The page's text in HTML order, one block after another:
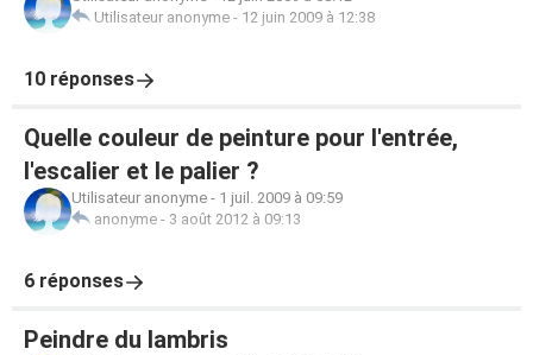
Utilisateur anonyme - 12 juin 2009 à 12:38
10 réponses
Quelle couleur de peinture pour l'entrée,
l'escalier et le palier ?
Utilisateur anonyme - 1 juil. 2009 à 09:59
anonyme - 3 août 2012 à 09:13
6 réponses
Peindre du lambris